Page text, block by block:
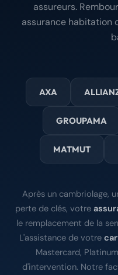
assureurs.
assurance habitation
AXA
GROUPAMA
MATMUT
Après un cambriolage,
perte de clés, votre
le remplacement de la
L'assistance de votre
Mastercard,
d'intervention. Notre